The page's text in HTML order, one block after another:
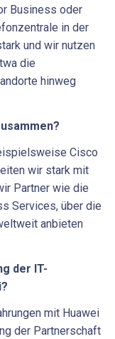
Business oder
in der
und wir nutzen
die
hinweg
Cisco
wir stark mit
Partner wie die
Services, über die
anbieten
der IT-
mit Huawei
der Partnerschaft